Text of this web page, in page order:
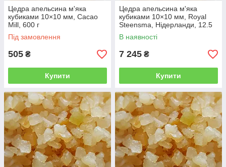
Цедра апельсина м'яка
кубиками 10×10 мм, Cacao
Mill, 600 г
Під замовлення
505 ₴
Купити
Цедра апельсина м'яка
кубиками 10×10 мм, Royal
Steensma, Нідерланди, 12.5
кг
В наявності
7 245 ₴
Купити